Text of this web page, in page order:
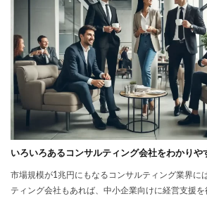
いろいろあるコンサルティング会社をわかりや
市場規模が1兆円にもなるコンサルティング業界に
ティング会社もあれば、中小企業向けに経営支援